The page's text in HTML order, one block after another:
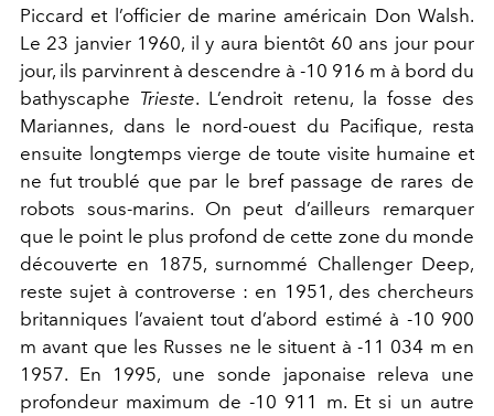
Piccard et l’officier de marine américain Don Walsh.
Le 23 janvier 1960, il y aura bientôt 60 ans jour pour
jour, ils parvinrent à descendre à -10 916 m à bord du
bathyscaphe Trieste. L’endroit retenu, la fosse des
Mariannes, dans le nord-ouest du Pacifique, resta
ensuite longtemps vierge de toute visite humaine et
ne fut troublé que par le bref passage de rares de
robots sous-marins. On peut d’ailleurs remarquer
que le point le plus profond de cette zone du monde
découverte en 1875, surnommé Challenger Deep,
reste sujet à controverse : en 1951, des chercheurs
britanniques l’avaient tout d’abord estimé à -10 900
m avant que les Russes ne le situent à -11 034 m en
1957. En 1995, une sonde japonaise releva une
profondeur maximum de -10 911 m. Et si un autre